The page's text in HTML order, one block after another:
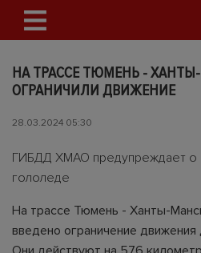
НА ТРАССЕ ТЮМЕНЬ -
ОГРАНИЧИЛИ ДВИЖЕНИЕ
28.03.2024 05:30
ГИБДД ХМАО предупреждает о
гололеде
На трассе Тюмень - Ханты-
введено ограничение движения